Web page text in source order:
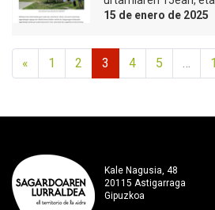
15 de enero de 2025
« 1 2 3 4 5
Kale Nagusia, 48
20115 Astigarraga
Gipuzkoa